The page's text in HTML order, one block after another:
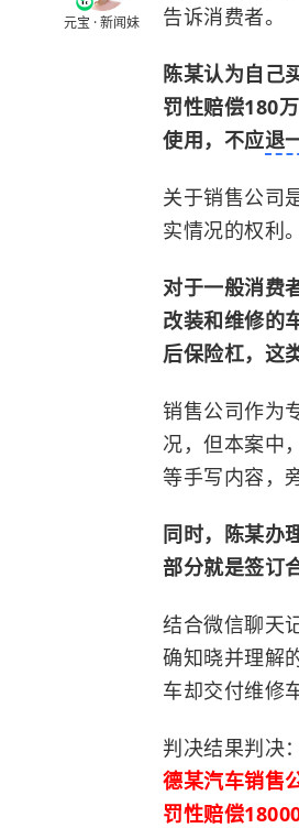
元宝 · 新闻妹
告诉消费者。
陈某认为自己
罚性赔偿180
使用，不应退
关于销售公司
实情况的权利。
对于一般消费
改装和维修的
后保险杠，这
销售公司作为
况，但本案中
等手写内容，
同时，陈某办
部分就是签订
结合微信聊天
确知晓并理解
车却交付维修
判决结果判决：
德某汽车销售
罚性赔偿